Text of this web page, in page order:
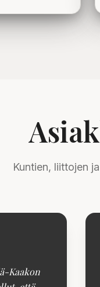
Kuntien, liittojen
Kaakon